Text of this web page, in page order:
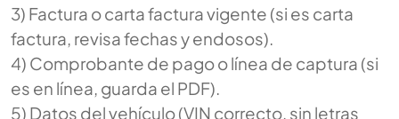
3) Factura o carta factura vigente (si es carta
factura, revisa fechas y endosos).
4) Comprobante de pago o línea de captura (si
es en línea, guarda el PDF).
5) Datos del vehículo (VIN correcto, sin letras